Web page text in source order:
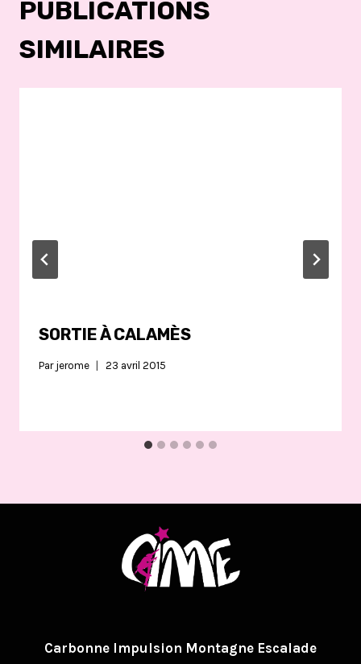
PUBLICATIONS
SIMILAIRES
SORTIE À CALAMÈS
Par jerome 23 avril 2015
Carbonne Impulsion Montagne Escalade